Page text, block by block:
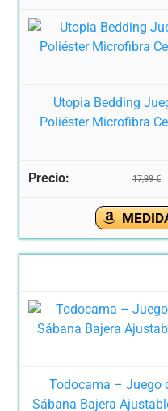
Utopia Bedding
Poliéster Microfibra
17,99 €
Todocama – Juego
Sábana Bajera